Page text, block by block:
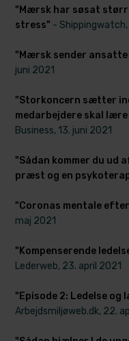
"Mærsk har søsat
stress" - Shippingwatch,
"Mærsk sender
juni 2021
"Storkoncern sætter
medarbejdere skal
Business, 13. juni 2021
"Sådan kommer du ud
præst og en
"Coronas mentale
maj 2021
"Kompenserende
Lederweb, 23. april 2021
"Episode 2: Ledelse
Arbejdsmiljøweb.dk, 22.